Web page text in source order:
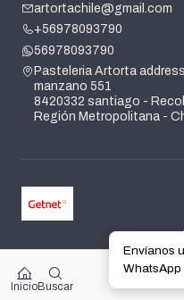
InicioBuscar
artortachile@gmail.com
+56978093790
56978093790
Pasteleria Artorta address
manzano 551
8420332 santiago -
Región Metropolitana -
2026 Pasteleria Artorta.
Todos los derechos
Envíanos
WhatsApp